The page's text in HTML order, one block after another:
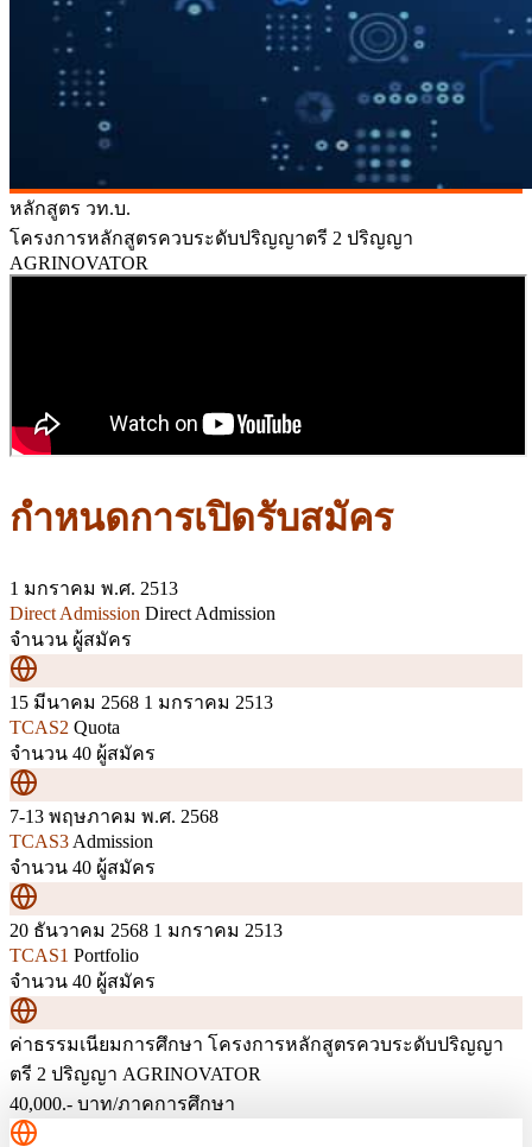
หลักสูตร วท.บ.
โครงการหลักสูตรควบระดับปริญญาตรี 2 ปริญญา
AGRINOVATOR
กำหนดการเปิดรับสมัคร
1 มกราคม พ.ศ. 2513
Direct Admission Direct Admission
จำนวน ผู้สมัคร
15 มีนาคม 2568 1 มกราคม 2513
TCAS2 Quota
จำนวน 40 ผู้สมัคร
7-13 พฤษภาคม พ.ศ. 2568
TCAS3 Admission
จำนวน 40 ผู้สมัคร
20 ธันวาคม 2568 1 มกราคม 2513
TCAS1 Portfolio
จำนวน 40 ผู้สมัคร
ค่าธรรมเนียมการศึกษา โครงการหลักสูตรควบระดับปริญญา
ตรี 2 ปริญญา AGRINOVATOR
40,000.- บาท/ภาคการศึกษา